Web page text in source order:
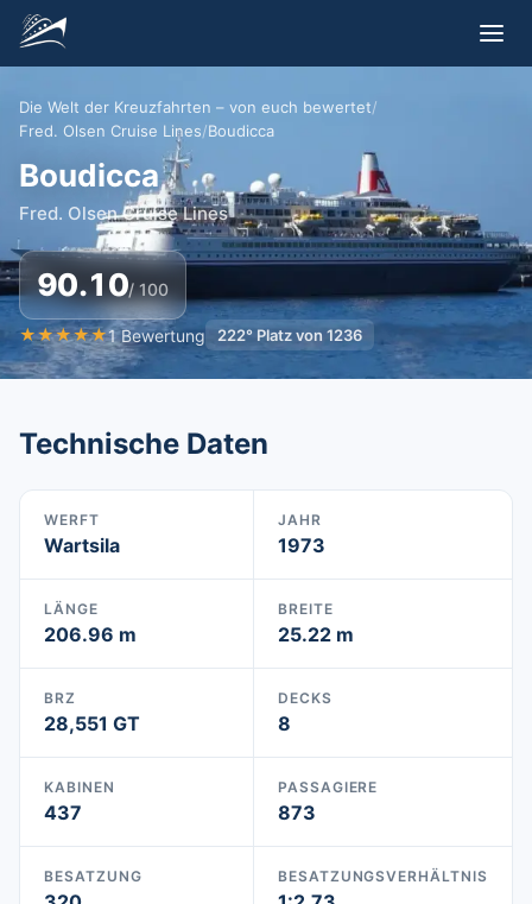
Die Welt der Kreuzfahrten – von euch bewertet/
Fred. Olsen Cruise Lines/Boudicca
Boudicca
Fred. Olsen Cruise Lines
90.10/ 100
★★★★★1 Bewertung 222° Platz von 1236
Technische Daten
WERFT
Wartsila
JAHR
1973
LÄNGE
206.96 m
BREITE
25.22 m
BRZ
28,551 GT
DECKS
8
KABINEN
437
PASSAGIERE
873
BESATZUNG BESATZUNGSVERHÄLTNIS